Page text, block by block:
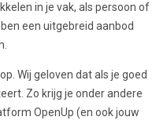
in je vak, als persoon of
een uitgebreid aanbod
Wij geloven dat als je goed
Zo krijg je onder andere
OpenUp (en ook jouw